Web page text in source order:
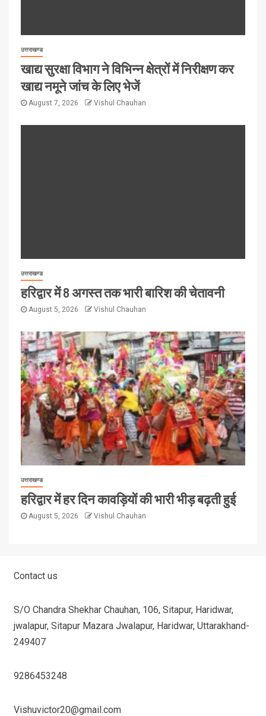
उत्तराखण्ड
खाद्य सुरक्षा विभाग ने विभिन्न क्षेत्रों में निरीक्षण कर
खाद्य नमूने जांच के लिए भेजें
August 7, 2026 Vishul Chauhan
उत्तराखण्ड
हरिद्वार में 8 अगस्त तक भारी बारिश की चेतावनी
August 5, 2026 Vishul Chauhan
उत्तराखण्ड
हरिद्वार में हर दिन कावड़ियों की भारी भीड़ बढ़ती हुई
August 5, 2026 Vishul Chauhan
Contact us
S/O Chandra Shekhar Chauhan, 106, Sitapur, Haridwar,
jwalapur, Sitapur Mazara Jwalapur, Haridwar, Uttarakhand-
249407
9286453248
Vishuvictor20@gmail.com